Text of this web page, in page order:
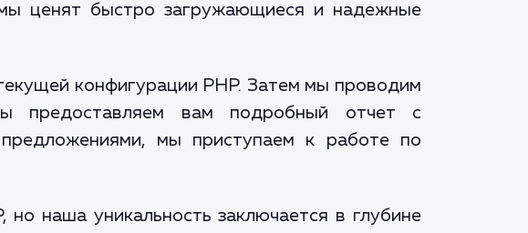
ценят быстро загружающиеся и надежные
конфигурации PHP. Затем мы проводим
предоставляем вам подробный отчет с
мы приступаем к работе по
наша уникальность заключается в глубине